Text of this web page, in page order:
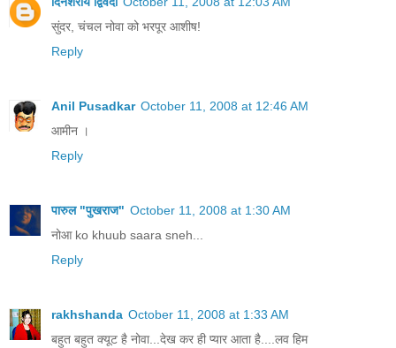
सुंदर, चंचल नोवा को भरपूर आशीष!
Reply
Anil Pusadkar October 11, 2008 at 12:46 AM
आमीन ।
Reply
पारुल "पुखराज" October 11, 2008 at 1:30 AM
नोआ ko khuub saara sneh...
Reply
rakhshanda October 11, 2008 at 1:33 AM
बहुत बहुत क्यूट है नोवा...देख कर ही प्यार आता है....लव हिम